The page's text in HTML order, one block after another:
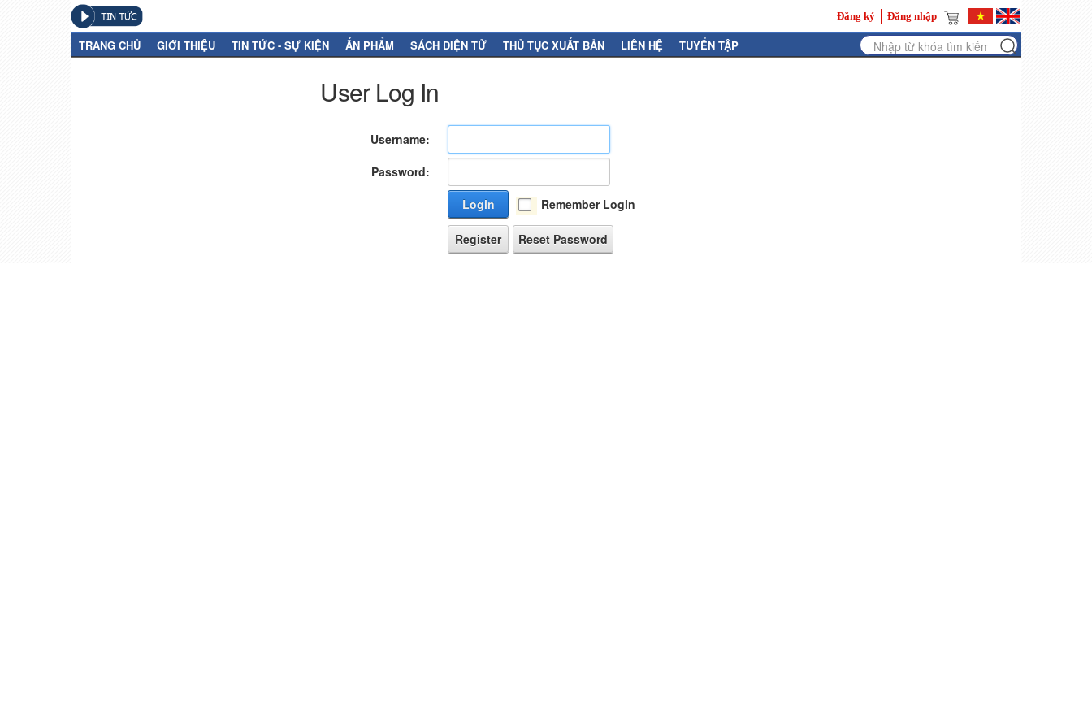
Đăng ký Đăng nhập
TRANG CHỦ GIỚI THIỆU TIN TỨC - SỰ KIỆN ẤN PHẨM SÁCH ĐIỆN TỬ THỦ TỤC XUẤT BẢN LIÊN HỆ TUYỂN TẬP
User Log In
Username:
Password:
Login
Remember Login
Register Reset Password